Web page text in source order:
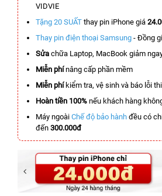
VIDVIE
Tặng 20 SUẤT thay pin iPhone giá
Thay pin điện thoại Samsung - Đồng
Sửa chữa Laptop, MacBook giảm
Miễn phínâng cấp phần mềm
Miễn phíkiểm tra, vệ sinh và báo lỗi
Hoàn tiền 100% nếu khách hàng
Máy ngoài Chế độ bảo hành đều có
đến 300.000đ